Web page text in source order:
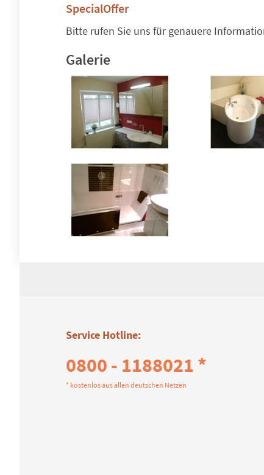
SpecialOffer
Bitte rufen Sie uns für genauere
Galerie
Service Hotline:
0800 - 1188021 *
* kostenlos aus allen deutschen Netzen